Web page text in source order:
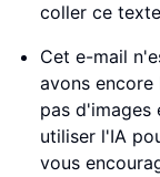
coller ce
Cet e-mail
avons encore
pas d'images
utiliser l'IA
vous